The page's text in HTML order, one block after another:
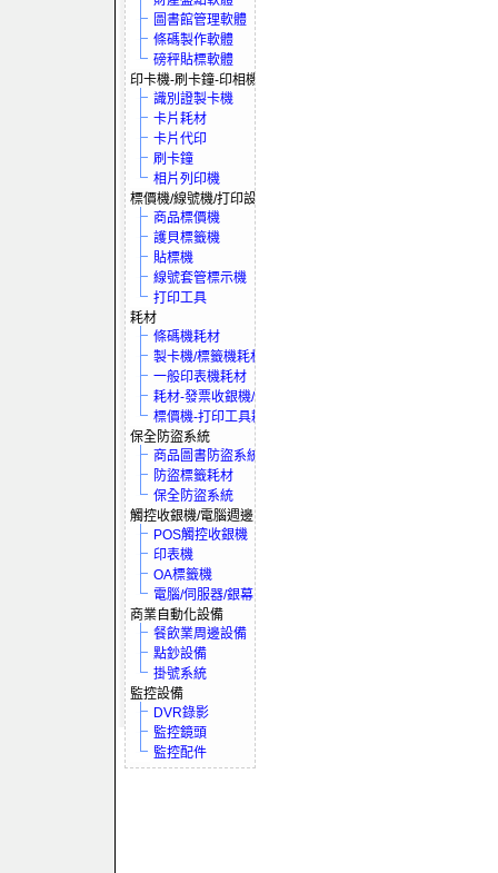
圖書館管理軟體
條碼製作軟體
磅秤貼標軟體
印卡機-刷卡鐘-印相機
識別證製卡機
卡片耗材
卡片代印
刷卡鐘
相片列印機
標價機/線號機/打印設備
商品標價機
護貝標籤機
貼標機
線號套管標示機
打印工具
耗材
條碼機耗材
製卡機/標籤機耗材
一般印表機耗材
耗材-發票收銀機/保全系統
標價機-打印工具耗材
保全防盜系統
商品圖書防盜系統
防盜標籤耗材
保全防盜系統
觸控收銀機/電腦週邊
POS觸控收銀機
印表機
OA標籤機
電腦/伺服器/銀幕
商業自動化設備
餐飲業周邊設備
點鈔設備
掛號系統
監控設備
DVR錄影
監控鏡頭
監控配件